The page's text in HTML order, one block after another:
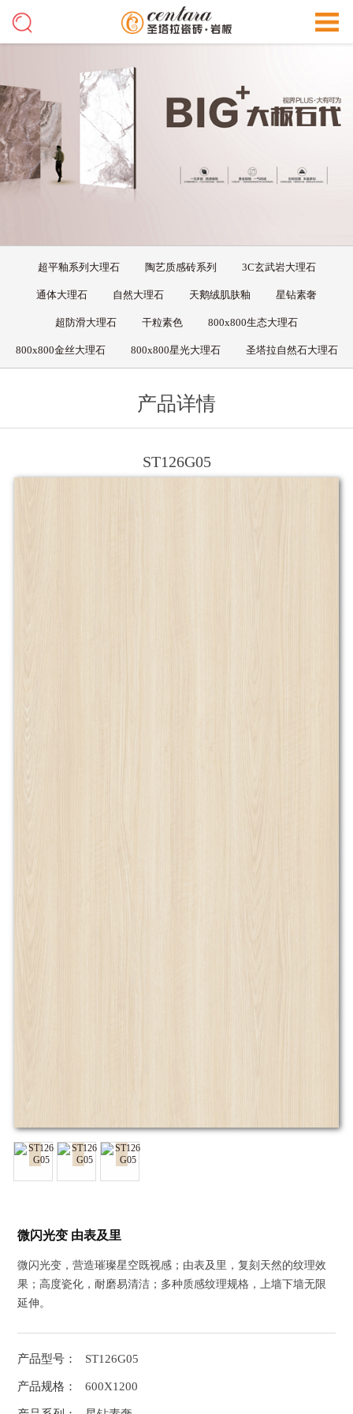
超平釉系列大理石 陶艺质感砖系列 3C玄武岩大理石
通体大理石 自然大理石 天鹅绒肌肤釉 星钻素奢
超防滑大理石 干粒素色 800x800生态大理石
800x800金丝大理石 800x800星光大理石 圣塔拉自然石大理石
产品详情
ST126G05
微闪光变 由表及里
微闪光变，营造璀璨星空既视感；由表及里，复刻天然的纹理效
果；高度瓷化，耐磨易清洁；多种质感纹理规格，上墙下墙无限
延伸。
产品型号： ST126G05
产品规格： 600X1200